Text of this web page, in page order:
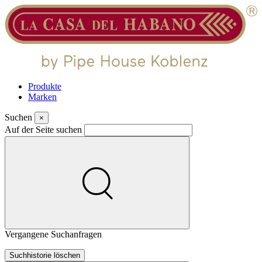
Produkte
Marken
Suchen ×
Auf der Seite suchen
Vergangene Suchanfragen
Suchhistorie löschen